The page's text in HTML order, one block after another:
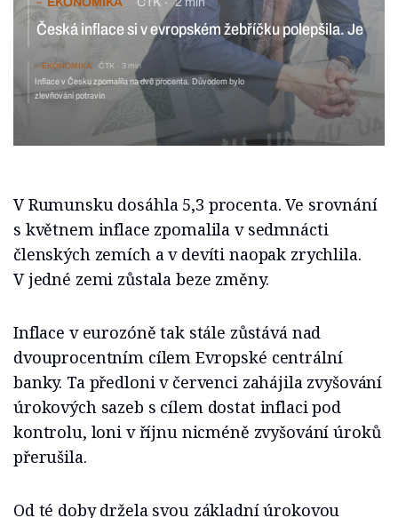
Česká inflace si v evropském žebříčku polepšila. Je
třiadvacátá nejvyšší
EKONOMIKA ČTK 3 min
Inflace v Česku zpomalila na dvě procenta. Důvodem bylo
zlevňování potravin
V Rumunsku dosáhla 5,3 procenta. Ve srovnání
s květnem inflace zpomalila v sedmnácti
členských zemích a v devíti naopak zrychlila.
V jedné zemi zůstala beze změny.
Inflace v eurozóně tak stále zůstává nad
dvouprocentním cílem Evropské centrální
banky. Ta předloni v červenci zahájila zvyšování
úrokových sazeb s cílem dostat inflaci pod
kontrolu, loni v říjnu nicméně zvyšování úroků
přerušila.
Od té doby držela svou základní úrokovou